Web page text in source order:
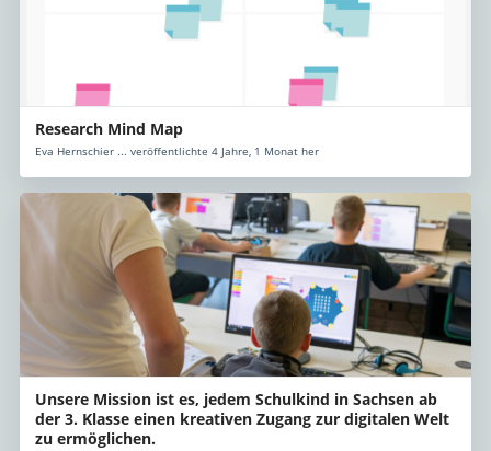
Research Mind Map
Eva Hernschier ... veröffentlichte 4 Jahre, 1 Monat her
Unsere Mission ist es, jedem Schulkind in Sachsen ab
der 3. Klasse einen kreativen Zugang zur digitalen Welt
zu ermöglichen.